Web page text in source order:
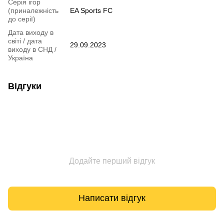
Серія ігор
(приналежність
до серії)
EA Sports FC
Дата виходу в
світі / дата
виходу в СНД /
Україна
29.09.2023
Відгуки
Додайте перший відгук
Написати відгук